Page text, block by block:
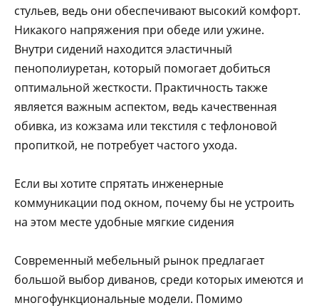
стульев, ведь они обеспечивают высокий комфорт.
Никакого напряжения при обеде или ужине.
Внутри сидений находится эластичный
пенополиуретан, который помогает добиться
оптимальной жесткости. Практичность также
является важным аспектом, ведь качественная
обивка, из кожзама или текстиля с тефлоновой
пропиткой, не потребует частого ухода.
Если вы хотите спрятать инженерные
коммуникации под окном, почему бы не устроить
на этом месте удобные мягкие сидения
Современный мебельный рынок предлагает
большой выбор диванов, среди которых имеются и
многофункциональные модели. Помимо